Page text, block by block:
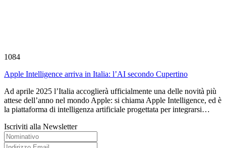
1084
Apple Intelligence arriva in Italia: l’AI secondo Cupertino
Ad aprile 2025 l’Italia accoglierà ufficialmente una delle novità più
attese dell’anno nel mondo Apple: si chiama Apple Intelligence, ed è
la piattaforma di intelligenza artificiale progettata per integrarsi…
Iscriviti alla Newsletter